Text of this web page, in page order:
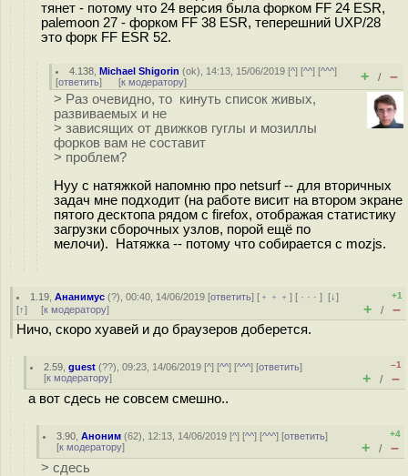
тянет - потому что 24 версия была форком FF 24 ESR,
palemoon 27 - форком FF 38 ESR, теперешний UXP/28
это форк FF ESR 52.
4.138 ,Michael Shigorin (ok), 14:13, 15/06/2019 [^] [^^] [^^^]
[ответить] [к модератору] + / –
> Раз очевидно, то кинуть список живых,
развиваемых и не
> зависящих от движков гуглы и мозиллы
форков вам не составит
> проблем?
Нуу с натяжкой напомню про netsurf -- для вторичных
задач мне подходит (на работе висит на втором экране
пятого десктопа рядом с firefox, отображая статистику
загрузки сборочных узлов, порой ещё по
мелочи). Натяжка -- потому что собирается с mozjs.
1.19 ,Ананимус (?), 00:40, 14/06/2019 [ответить] [ ﹢﹢﹢] [ · · ·][↓]
[↑] [к модератору]
+1
+ / –
Ничо, скоро хуавей и до браузеров доберется.
2.59 ,guest (??), 09:23, 14/06/2019 [^] [^^] [^^^] [ответить]
[к модератору]
–1
+ / –
а вот сдесь не совсем смешно..
3.90 ,Аноним (62), 12:13, 14/06/2019 [^] [^^] [^^^] [ответить]
[к модератору]
+4
+ / –
> сдесь